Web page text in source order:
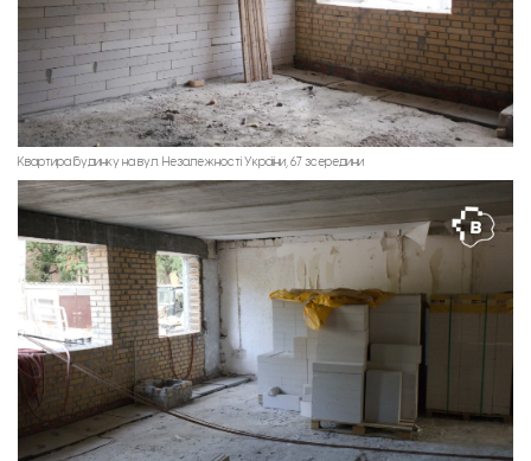
Квартира будинку на вул. Незалежності України, 67 зсередини